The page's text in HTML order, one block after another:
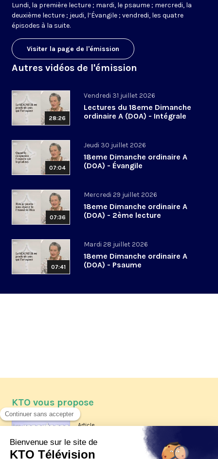
Lundi, la première lecture ; mardi, le psaume ; mercredi, la
deuxième lecture ; jeudi, l’Évangile ; vendredi, les quatre
épisodes à la suite.
Visiter la page de l'émission
Autres vidéos de l'émission
28:26
Vendredi 31 juillet 2026
Lectures du 18eme Dimanche
ordinaire A (DOA) - Intégrale
07:04
Jeudi 30 juillet 2026
18eme Dimanche ordinaire A
(DOA) - Évangile
07:36
Mercredi 29 juillet 2026
18eme Dimanche ordinaire A
(DOA) - 2ème lecture
07:41
Mardi 28 juillet 2026
18eme Dimanche ordinaire A
(DOA) - Psaume
KTO vous propose
Article
Les reportages d'été 2026 de KTO